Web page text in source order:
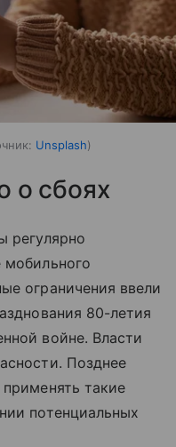
Unsplash
о сбоях
регулярно
мобильного
ограничения ввели
80-летия
войне. Власти
Позднее
такие
потенциальных